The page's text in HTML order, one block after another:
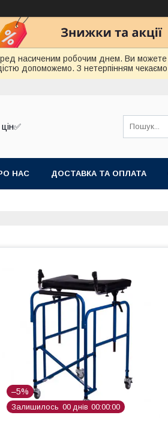
насиченим робочим днем. Ви
допоможемо. З нетерпінням
НАС ДОСТАВКА ТА ОПЛАТА
–5%
Залишилось 00 днів 00 00 00